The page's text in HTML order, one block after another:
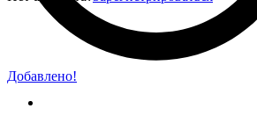
Добавлено!